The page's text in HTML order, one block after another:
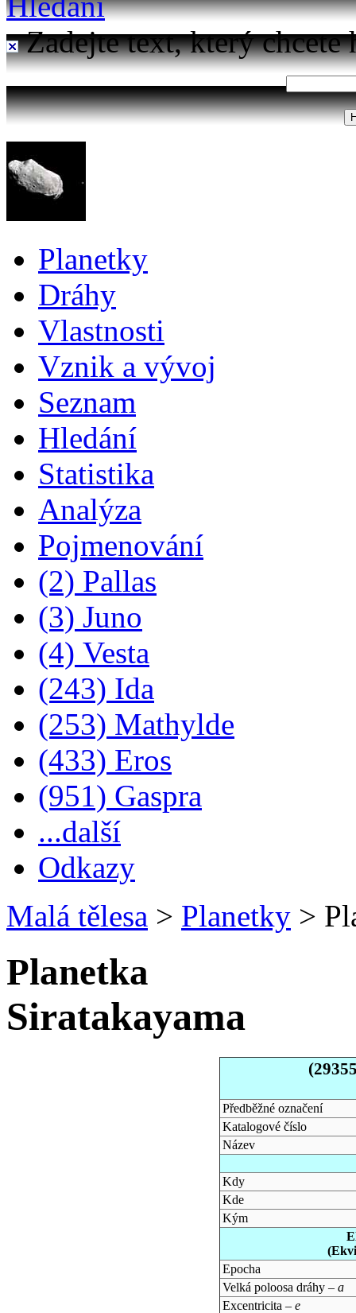
Zadejte text, který chcete
Planetky
Dráhy
Vlastnosti
Vznik a vývoj
Seznam
Hledání
Statistika
Analýza
Pojmenování
(2) Pallas
(3) Juno
(4) Vesta
(243) Ida
(253) Mathylde
(433) Eros
(951) Gaspra
...další
Odkazy
Malá tělesa > Planetky >
Planetka
Siratakayama
Předběžné označení
Katalogové číslo
Název
Kdy
Kde
Kým
Epocha
Velká poloosa dráhy – a
Excentricita – e